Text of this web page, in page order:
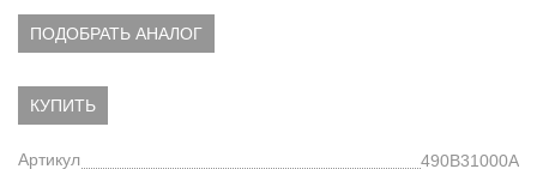
ПОДОБРАТЬ АНАЛОГ
КУПИТЬ
Артикул 490B31000A